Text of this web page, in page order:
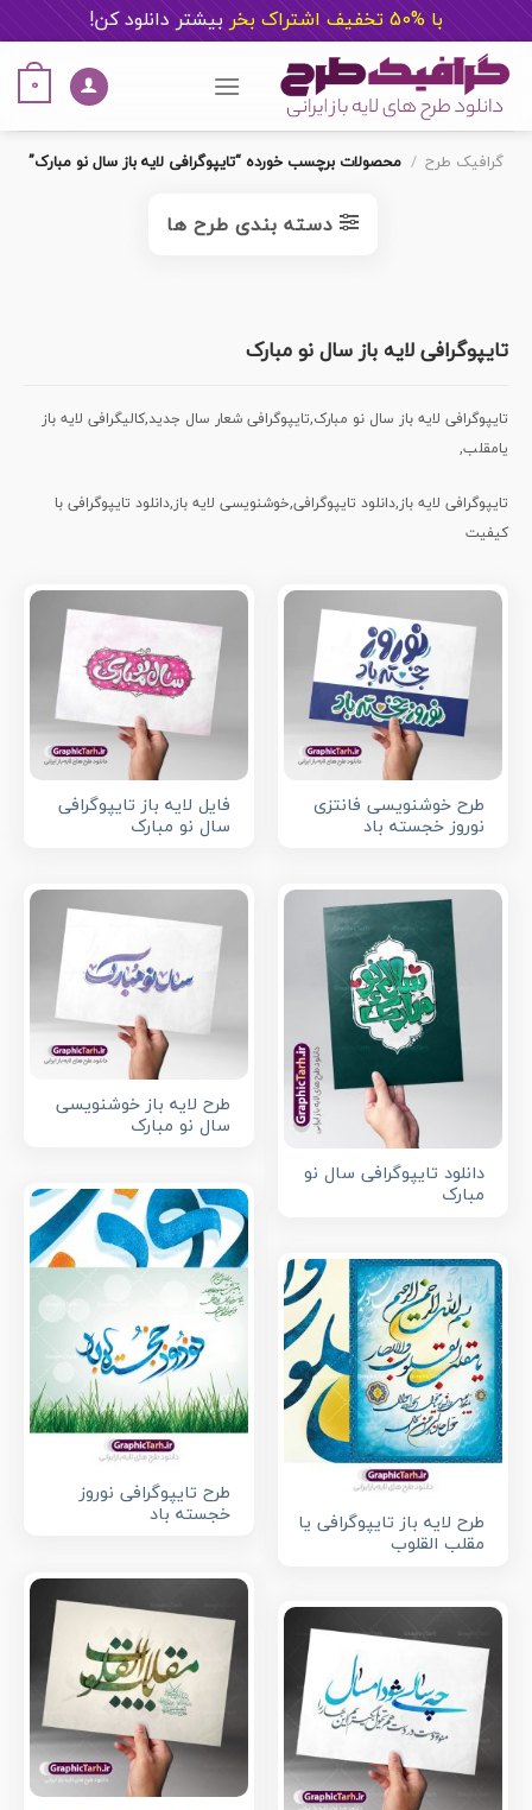
با %50 تخفیف اشتراک بخر بیشتر دانلود کن!
content
0
گرافیک طرح / محصولات برچسب خورده “تایپوگرافی لایه باز سال نو مبارک”
دسته بندی طرح ها
تایپوگرافی لایه باز سال نو مبارک
تایپوگرافی لایه باز سال نو مبارک,تایپوگرافی شعار سال جدید,کالیگرافی لایه باز
یامقلب,
تایپوگرافی لایه باز,دانلود تایپوگرافی,خوشنویسی لایه باز,دانلود تایپوگرافی با
کیفیت
طرح خوشنویسی فانتزی
نوروز خجسته باد
فایل لایه باز تایپوگرافی
سال نو مبارک
دانلود تایپوگرافی سال نو
مبارک
طرح لایه باز خوشنویسی
سال نو مبارک
طرح تایپوگرافی نوروز
خجسته باد
طرح لایه باز تایپوگرافی یا
مقلب القلوب